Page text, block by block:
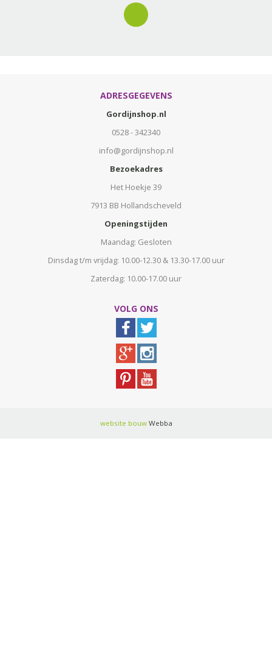
ADRESGEGEVENS
Gordijnshop.nl
0528 - 342340
info@gordijnshop.nl
Bezoekadres
Het Hoekje 39
7913 BB Hollandscheveld
Openingstijden
Maandag: Gesloten
Dinsdag t/m vrijdag: 10.00-12.30 & 13.30-17.00 uur
Zaterdag: 10.00-17.00 uur
VOLG ONS
website bouwWebba